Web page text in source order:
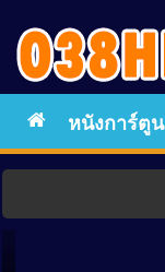
หนังการ์ตูน